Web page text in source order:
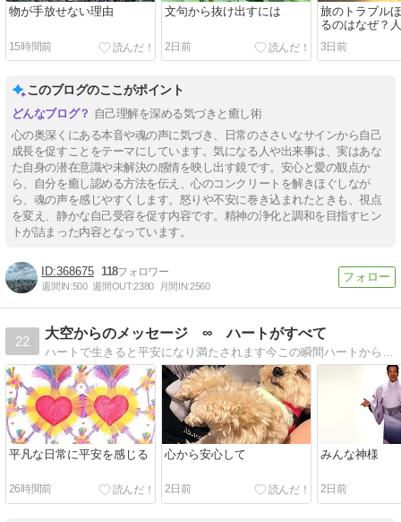
物が手放せない理由
15時間前
文句から抜け出すには
2日前
旅のトラブル
るのはなぜ？
を乗り越える
3日前
このブログのここがポイント
自己理解を深める気づきと癒し術
心の奥深くにある本音や魂の声に気づき、日常のささいなサインから自己
成長を促すことをテーマにしています。気になる人や出来事は、実はあな
た自身の潜在意識や未解決の感情を映し出す鏡です。安心と愛の観点か
ら、自分を癒し認める方法を伝え、心のコンクリートを解きほぐしなが
ら、魂の声を感じやすくします。怒りや不安に巻き込まれたときも、視点
を変え、静かな自己受容を促す内容です。精神の浄化と調和を目指すヒン
トが詰まった内容となっています。
368675 118
週間IN:500 週間OUT:2380 月間IN:2560
22
大空からのメッセージ ∞ ハートがすべて
平凡な日常に平安を感じる
26時間前
心から安心して
2日前
みんな神様
2日前